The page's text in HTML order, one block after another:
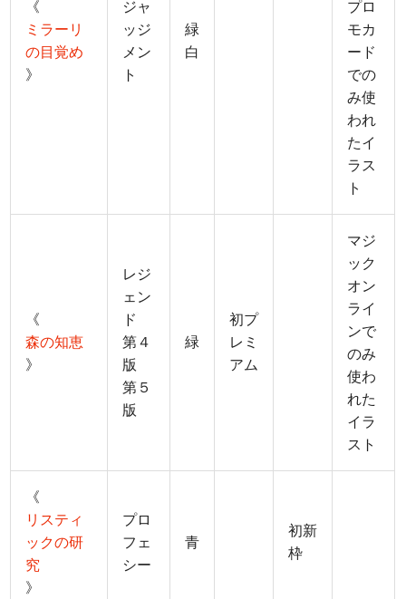
《
ミラーリ
の目覚め
》
ジャ
ッジ
メン
ト
緑
白
プロ
モカ
ード
での
み使
われ
たイ
ラス
ト
《
森の知恵
》
レジ
ェン
ド
第４
版
第５
版
緑
初プ
レミ
アム
マジ
ック
オン
ライ
ンで
のみ
使わ
れた
イラ
スト
《
リスティ
ックの研
究
》
プロ
フェ
シー
青
初新
枠